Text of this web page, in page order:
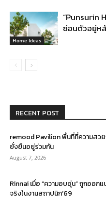
Home Ideas
“Punsurin
ซ่อนตัวอยู่ห
RECENT POST
remood Pavilion พื้นที่ที่ความสวย
ยั่งยืนอยู่ร่วมกัน
August 7, 2026
Rinnai เมื่อ “ความอบอุ่น” ถูกออก
จริงในงานสถาปนิก’69